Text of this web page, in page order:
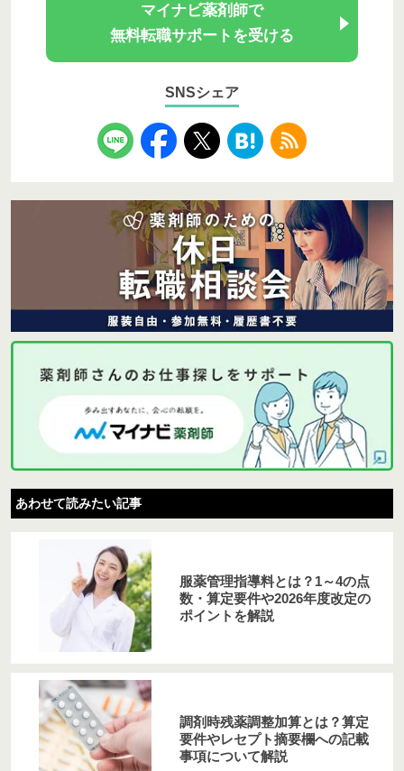
マイナビ薬剤師で
無料転職サポートを受ける
SNSシェア
あわせて読みたい記事
服薬管理指導料とは？1～4の点
数・算定要件や2026年度改定の
ポイントを解説
調剤時残薬調整加算とは？算定
要件やレセプト摘要欄への記載
事項について解説